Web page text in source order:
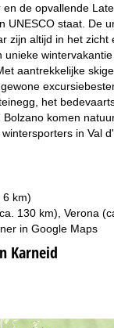
de opvallende
UNESCO staat. De
zijn altijd in het zicht
unieke
aantrekkelijke
het
komen
in Val
6 km)
130 km), Verona
in Google Maps
Karneid